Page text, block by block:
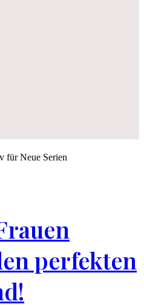
für Neue Serien
perfekten